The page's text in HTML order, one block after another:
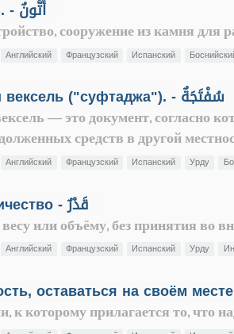
Очаг (аттун). - أَتُّونٌ
сооружение из камня для
Английский Французский Испанский
Переводной вексель ("суфтаджа"). - سُفْتَجَةٌ
— это документ, согласно
средств в другой
Английский Французский Испанский Урду
Объём, количество - قَدْرٌ
или объёму, без принятия во
Английский Французский Испанский Урду
к которому прилагается то, что